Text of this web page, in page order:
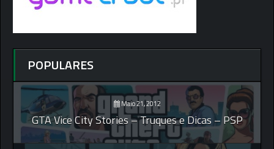
POPULARES
Maio 21, 2012
GTA Vice City Stories – Truques e Dicas – PSP